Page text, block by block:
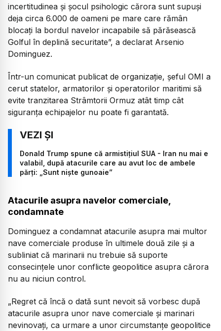
incertitudinea și șocul psihologic cărora sunt supuși
deja circa 6.000 de oameni pe mare care rămân
blocați la bordul navelor incapabile să părăsească
Golful în deplină securitate”, a declarat Arsenio
Dominguez.
Într-un comunicat publicat de organizație, șeful OMI a
cerut statelor, armatorilor și operatorilor maritimi să
evite tranzitarea Strâmtorii Ormuz atât timp cât
siguranța echipajelor nu poate fi garantată.
Donald Trump spune că armistițiul SUA - Iran nu mai e
valabil, după atacurile care au avut loc de ambele
părți: „Sunt niște gunoaie”
Atacurile asupra navelor comerciale,
condamnate
Dominguez a condamnat atacurile asupra mai multor
nave comerciale produse în ultimele două zile și a
subliniat că marinarii nu trebuie să suporte
consecințele unor conflicte geopolitice asupra cărora
nu au niciun control.
„Regret că încă o dată sunt nevoit să vorbesc după
atacurile asupra unor nave comerciale și marinari
nevinovați, ca urmare a unor circumstanțe geopolitice